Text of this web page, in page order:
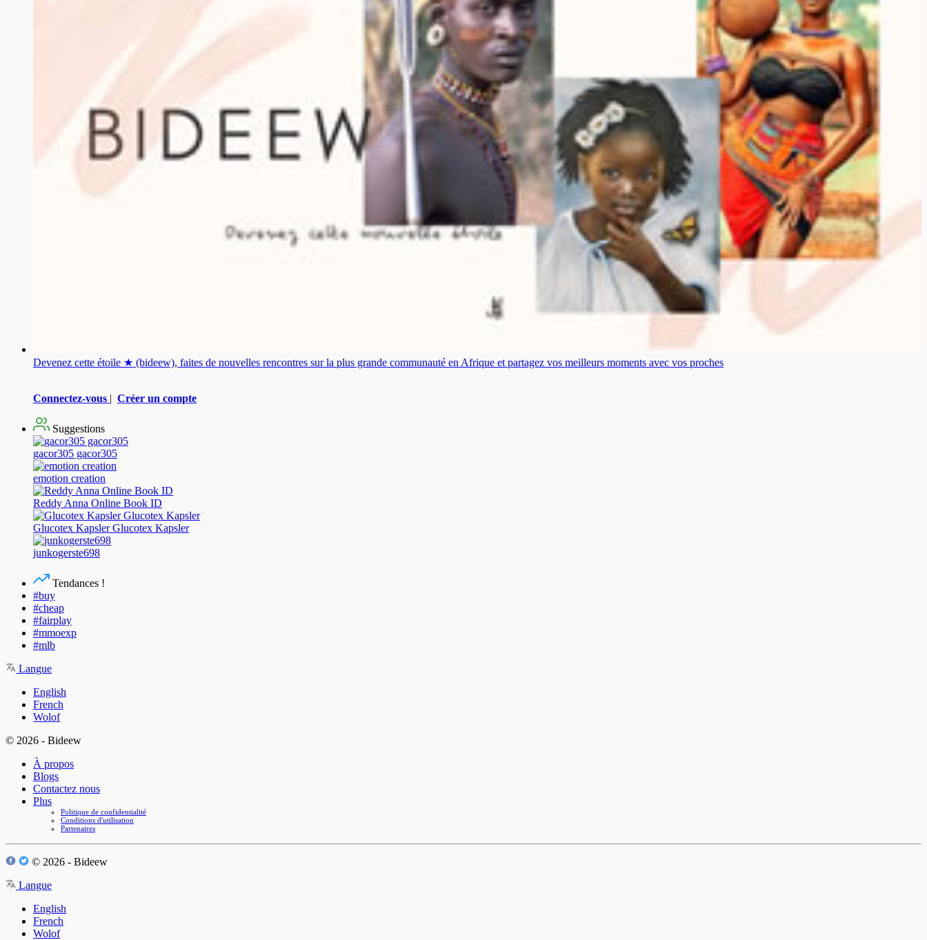
Devenez cette étoile ★ (bideew), faites de nouvelles rencontres sur la plus grande communauté en Afrique et partagez vos meilleurs moments avec vos proches
Connectez-vous | Créer un compte
Suggestions
gacor305 gacor305
emotion creation
Reddy Anna Online Book ID
Glucotex Kapsler Glucotex Kapsler
junkogerste698
Tendances !
#buy
#cheap
#fairplay
#mmoexp
#mlb
Langue
English
French
Wolof
© 2026 - Bideew
À propos
Blogs
Contactez nous
Plus
Politique de confidentialité
Conditions d'utilisation
Partenaires
© 2026 - Bideew
Langue
English
French
Wolof